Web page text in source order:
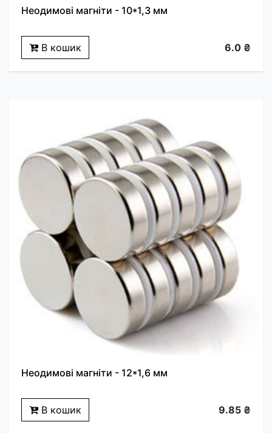
Неодимові магніти - 10*1,3 мм
В кошик 6.0 ₴
Неодимові магніти - 12*1,6 мм
В кошик 9.85 ₴